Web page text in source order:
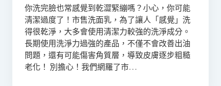
你洗完臉也常感覺到乾澀緊繃嗎？小心，你可能
清潔過度了！市售洗面乳，為了讓人「感覺」洗
得很乾淨，大多會使用清潔力較強的洗淨成分。
長期使用洗淨力過強的產品，不僅不會改善出油
問題，還有可能傷害角質層，導致皮膚逐步粗糙
老化！ 別擔心！我們網羅了市…